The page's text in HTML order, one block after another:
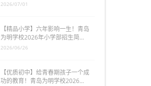
2026/07/01
【精品小学】六年影响一生！青岛
为明学校2026年小学部招生简…
2026/06/26
【优质初中】给青春期孩子一个成
功的教育！青岛为明学校2026…